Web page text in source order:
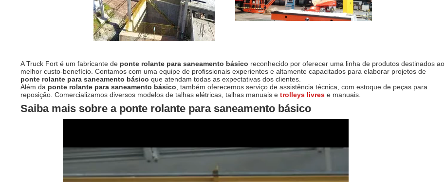
A Truck Fort é um fabricante de ponte rolante para saneamento básico reconhecido por oferecer uma linha de produtos destinados ao
melhor custo-benefício. Contamos com uma equipe de profissionais experientes e altamente capacitados para elaborar projetos de
ponte rolante para saneamento básico que atendam todas as expectativas dos clientes.
Além da ponte rolante para saneamento básico , também oferecemos serviço de assistência técnica, com estoque de peças para
reposição. Comercializamos diversos modelos de talhas elétricas, talhas manuais e trolleys livres e manuais.
Saiba mais sobre a ponte rolante para saneamento básico